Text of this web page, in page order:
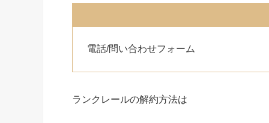
電話/問い合わせフォーム
ランクレールの解約方法は